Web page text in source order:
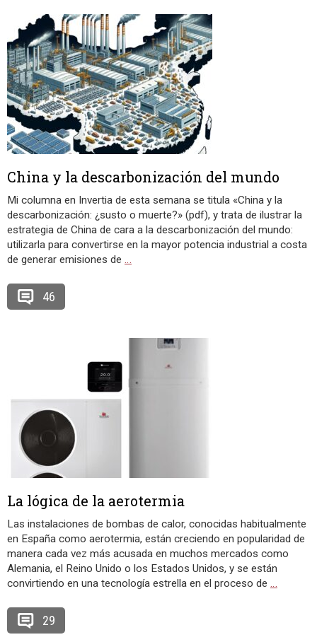
China y la descarbonización del mundo
Mi columna en Invertia de esta semana se titula «China y la
descarbonización: ¿susto o muerte?» (pdf), y trata de ilustrar la
estrategia de China de cara a la descarbonización del mundo:
utilizarla para convertirse en la mayor potencia industrial a costa
de generar emisiones de …
46
La lógica de la aerotermia
Las instalaciones de bombas de calor, conocidas habitualmente
en España como aerotermia, están creciendo en popularidad de
manera cada vez más acusada en muchos mercados como
Alemania, el Reino Unido o los Estados Unidos, y se están
convirtiendo en una tecnología estrella en el proceso de …
29